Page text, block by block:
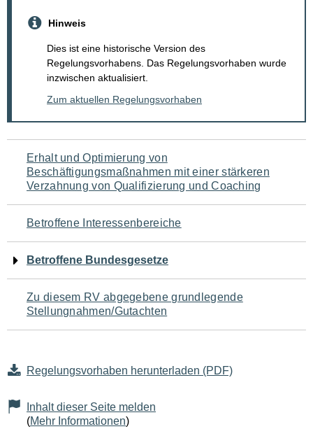
Hinweis
Dies ist eine historische Version des
Regelungsvorhabens. Das Regelungsvorhaben wurde
inzwischen aktualisiert.
Zum aktuellen Regelungsvorhaben
Navigation
für
den
Seiteninhalt
Erhalt und Optimierung von
Beschäftigungsmaßnahmen mit einer stärkeren
Verzahnung von Qualifizierung und Coaching
Betroffene Interessenbereiche
Betroffene Bundesgesetze
Zu diesem RV abgegebene grundlegende
Stellungnahmen/Gutachten
Regelungsvorhaben herunterladen (PDF)
Inhalt dieser Seite melden
(Mehr Informationen)